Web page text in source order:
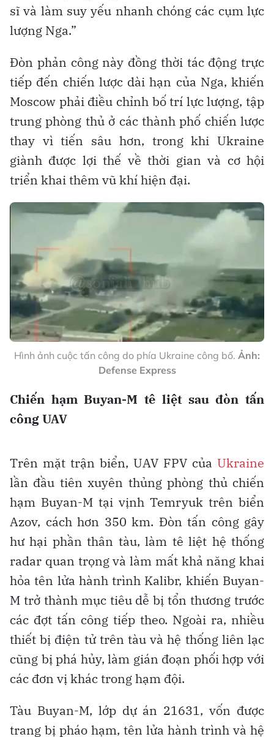
sĩ và làm suy yếu nhanh chóng các cụm lực
lượng Nga.”
Đòn phản công này đồng thời tác động trực
tiếp đến chiến lược dài hạn của Nga, khiến
Moscow phải điều chỉnh bố trí lực lượng, tập
trung phòng thủ ở các thành phố chiến lược
thay vì tiến sâu hơn, trong khi Ukraine
giành được lợi thế về thời gian và cơ hội
triển khai thêm vũ khí hiện đại.
Hình ảnh cuộc tấn công do phía Ukraine công bố. Ảnh:
Defense Express
Chiến hạm Buyan-M tê liệt sau đòn tấn
công UAV
Trên mặt trận biển, UAV FPV của Ukraine
lần đầu tiên xuyên thủng phòng thủ chiến
hạm Buyan-M tại vịnh Temryuk trên biển
Azov, cách hơn 350 km. Đòn tấn công gây
hư hại phần thân tàu, làm tê liệt hệ thống
radar quan trọng và làm mất khả năng khai
hỏa tên lửa hành trình Kalibr, khiến Buyan-
M trở thành mục tiêu dễ bị tổn thương trước
các đợt tấn công tiếp theo. Ngoài ra, nhiều
thiết bị điện tử trên tàu và hệ thống liên lạc
cũng bị phá hủy, làm gián đoạn phối hợp với
các đơn vị khác trong hạm đội.
Tàu Buyan-M, lớp dự án 21631, vốn được
trang bị pháo hạm, tên lửa hành trình và hệ